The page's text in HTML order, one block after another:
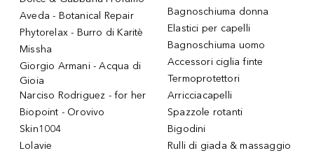
Aveda - Botanical Repair
Phytorelax - Burro di Karitè
Missha
Giorgio Armani - Acqua di
Gioia
Narciso Rodriguez - for her
Biopoint - Orovivo
Skin1004
Lolavie
Bagnoschiuma donna
Elastici per capelli
Bagnoschiuma uomo
Accessori ciglia finte
Termoprotettori
Arricciacapelli
Spazzole rotanti
Bigodini
Rulli di giada & massaggio